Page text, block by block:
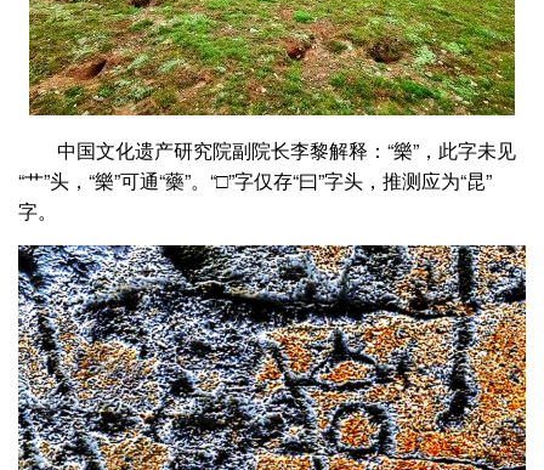
中国文化遗产研究院副院长李黎解释：“樂”，此字未见
“艹”头，“樂”可通“藥”。“□”字仅存“曰”字头，推测应为“昆”
字。